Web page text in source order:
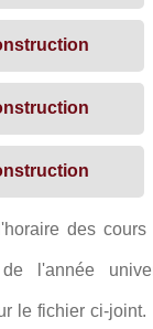
des
l'année
le fichier ci-joint.